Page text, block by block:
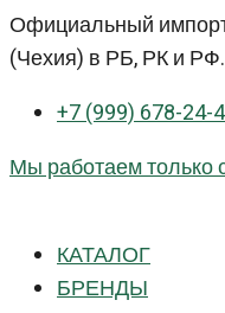
Перейти
к
Официальный
(Чехия) в РБ, РК и РФ.
+7 (999) 678-24-
Мы работаем только
КАТАЛОГ
БРЕНДЫ